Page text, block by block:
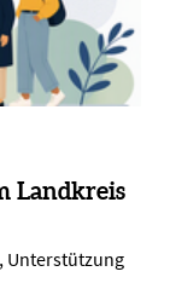
Landkreis
Unterstützung